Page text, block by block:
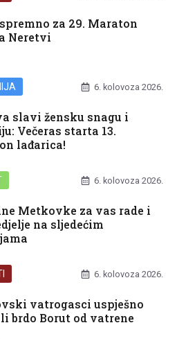
za 29. Maraton
Neretvi
6. kolovoza 2026.
slavi žensku snagu i
Večeras starta 13.
lađarica!
6. kolovoza 2026.
Metkovke za vas rade i
na sljedećim
6. kolovoza 2026.
vatrogasci uspješno
brdo Borut od vatrene